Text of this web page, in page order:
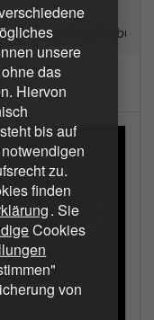
unsere
das
Hiervon
bis auf
zu.
finden
. Sie
Cookies
von
Sektempfang/